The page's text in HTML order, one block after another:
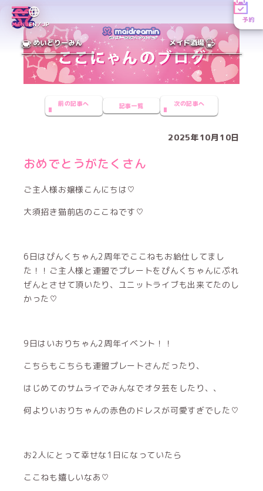
MENUEN／JP
予約
めいどりーみん メイド酒場
前の記事へ 記事一覧 次の記事へ
2025年10月10日
おめでとうがたくさん
ご主人様お嬢様こんにちは♡
大須招き猫前店のここねです♡
6日はぴんくちゃん2周年でここねもお給仕してまし
た！！ご主人様と連盟でプレートをぴんくちゃんにぷれ
ぜんとさせて頂いたり、ユニットライブも出来てたのし
かった♡
9日はいおりちゃん2周年イベント！！
こちらもこちらも連盟プレートさんだったり、
はじめてのサムライでみんなでオタ芸をしたり、、
何よりいおりちゃんの赤色のドレスが可愛すぎでした♡
お2人にとって幸せな1日になっていたら
ここねも嬉しいなあ♡